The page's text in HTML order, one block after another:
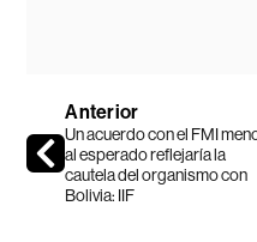
Anterior
Un acuerdo con el FMI
al esperado reflejaría la
cautela del organismo con
Bolivia: IIF